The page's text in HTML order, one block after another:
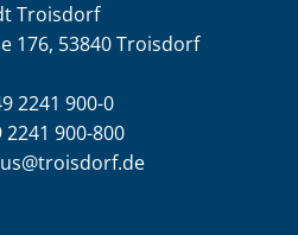
Troisdorf
176, 53840 Troisdorf
2241 900-0
2241 900-800